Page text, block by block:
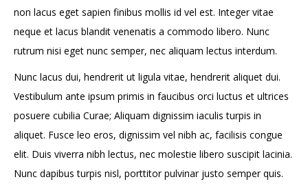
non lacus eget sapien finibus mollis id vel est. Integer vitae
neque et lacus blandit venenatis a commodo libero. Nunc
rutrum nisi eget nunc semper, nec aliquam lectus interdum.
Nunc lacus dui, hendrerit ut ligula vitae, hendrerit aliquet dui.
Vestibulum ante ipsum primis in faucibus orci luctus et ultrices
posuere cubilia Curae; Aliquam dignissim iaculis turpis in
aliquet. Fusce leo eros, dignissim vel nibh ac, facilisis congue
elit. Duis viverra nibh lectus, nec molestie libero suscipit lacinia.
Nunc dapibus turpis nisl, porttitor pulvinar justo semper quis.